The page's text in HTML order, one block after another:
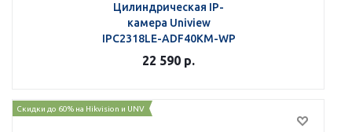
Цилиндрическая IP-
камера Uniview
IPC2318LE-ADF40KM-WP
22 590 р.
Скидки до 60% на Hikvision и UNV